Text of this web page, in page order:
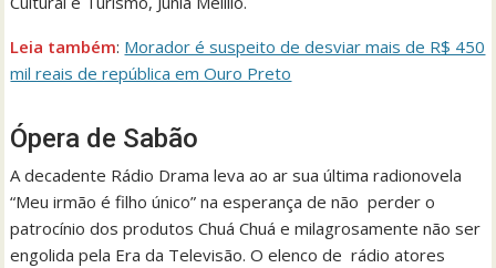
Leia também: Morador é suspeito de desviar mais de R$ 450
mil reais de república em Ouro Preto
Ópera de Sabão
A decadente Rádio Drama leva ao ar sua última radionovela
“Meu irmão é filho único” na esperança de não perder o
patrocínio dos produtos Chuá Chuá e milagrosamente não ser
engolida pela Era da Televisão. O elenco de rádio atores